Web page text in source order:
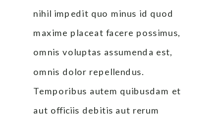
nihil impedit quo minus id quod
maxime placeat facere possimus,
omnis voluptas assumenda est,
omnis dolor repellendus.
Temporibus autem quibusdam et
aut officiis debitis aut rerum